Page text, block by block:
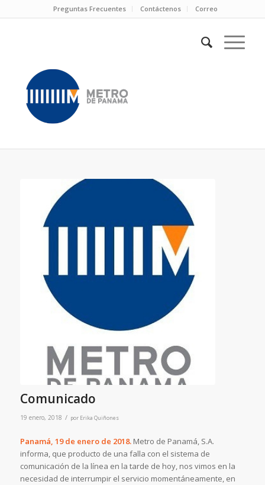
Preguntas Frecuentes Contáctenos Correo
Comunicado
19 enero, 2018 / por Erika Quiñones
Panamá, 19 de enero de 2018.Metro de Panamá, S.A.
informa, que producto de una falla con el sistema de
comunicación de la línea en la tarde de hoy, nos vimos en la
necesidad de interrumpir el servicio momentáneamente, en